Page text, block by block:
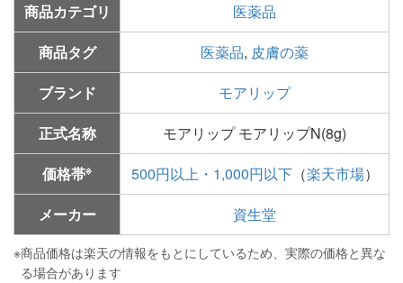
商品カテゴリ
医薬品
商品タグ
医薬品, 皮膚の薬
ブランド
モアリップ
正式名称
モアリップ モアリップN(8g)
価格帯※ 500円以上・1,000円以下（楽天市場）
メーカー
資生堂
※商品価格は楽天の情報をもとにしているため、実際の価格と異な
る場合があります